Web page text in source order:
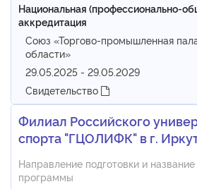
Национальная (профессионально-
аккредитация
Союз «Торгово-промышленная
области»
29.05.2025 - 29.05.2029
Свидетельство
Филиал Российского
спорта "ГЦОЛИФК" в г.
Направление подготовки и
программы